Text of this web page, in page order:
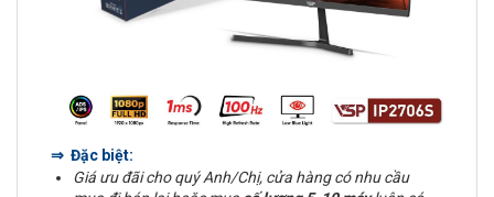
⇒ Đặc biệt:
Giá ưu đãi cho quý Anh/Chị, cửa hàng có nhu cầu